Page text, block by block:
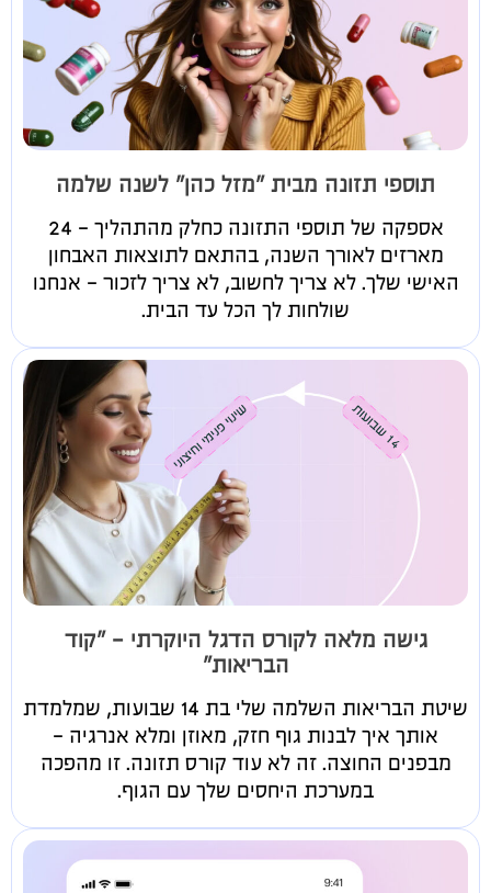
תוספי תזונה מבית "מזל כהן" לשנה שלמה
אספקה של תוספי התזונה כחלק מהתהליך - 24
מארזים לאורך השנה, בהתאם לתוצאות האבחון
האישי שלך. לא צריך לחשוב, לא צריך לזכור - אנחנו
שולחות לך הכל עד הבית.
גישה מלאה לקורס הדגל היוקרתי - "קוד
הבריאות"
שיטת הבריאות השלמה שלי בת 14 שבועות, שמלמדת
אותך איך לבנות גוף חזק, מאוזן ומלא אנרגיה -
מבפנים החוצה. זה לא עוד קורס תזונה. זו מהפכה
במערכת היחסים שלך עם הגוף.